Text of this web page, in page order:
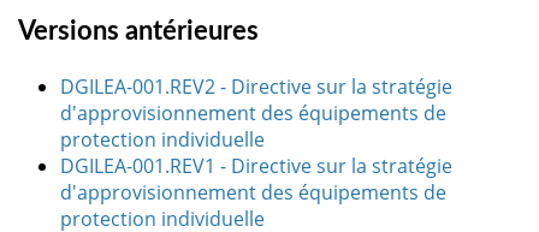
Versions antérieures
DGILEA-001.REV2 - Directive sur la stratégie
d'approvisionnement des équipements de
protection individuelle
DGILEA-001.REV1 - Directive sur la stratégie
d'approvisionnement des équipements de
protection individuelle